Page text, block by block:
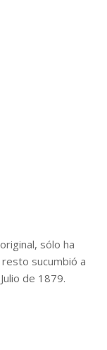
sólo ha
sucumbió a
de 1879.